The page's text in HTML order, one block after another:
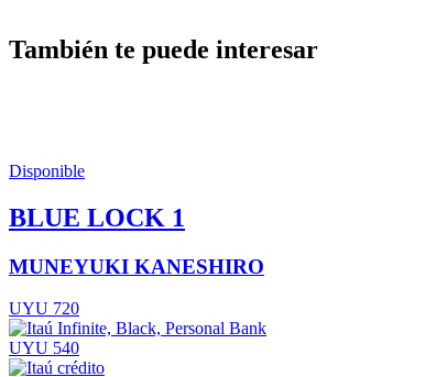
También te puede interesar
Disponible
BLUE LOCK 1
MUNEYUKI KANESHIRO
UYU 720
UYU 540